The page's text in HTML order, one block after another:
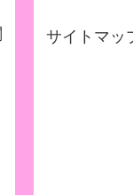
サイトマッ